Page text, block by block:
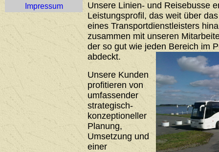
Impressum
Unsere Linien- und Reisebusse
Leistungsprofil, das weit über
eines Transportdienstleisters
zusammen mit unseren
der so gut wie jeden Bereich im
abdeckt.
Unsere Kunden
profitieren von
umfassender
strategisch-
konzeptioneller
Planung,
Umsetzung und
einer